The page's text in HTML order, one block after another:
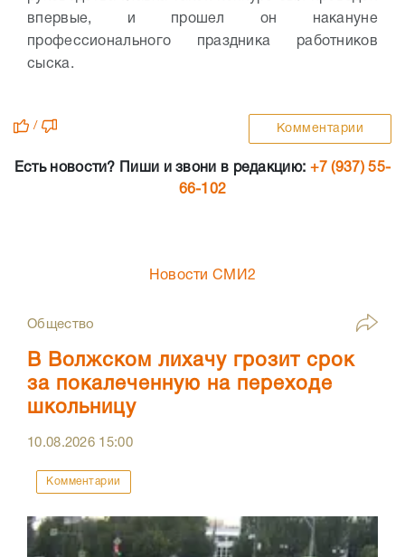
впервые, и прошел он накануне
профессионального праздника работников
сыска.
/ Комментарии
Есть новости? Пиши и звони в редакцию: +7 (937) 55-
66-102
Новости СМИ2
Общество
В Волжском лихачу грозит срок
за покалеченную на переходе
школьницу
10.08.2026 15:00
Комментарии